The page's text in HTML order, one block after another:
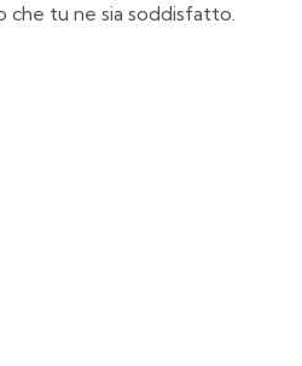
che tu ne sia soddisfatto.